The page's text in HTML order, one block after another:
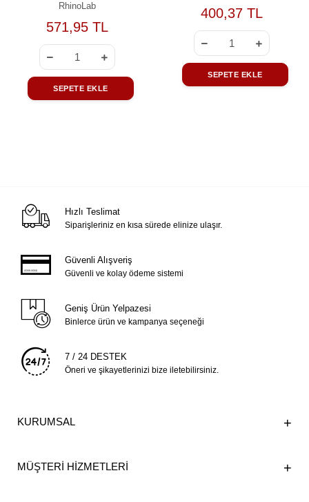
RhinoLab
571,95 TL
SEPETE EKLE
400,37 TL
SEPETE EKLE
Hızlı Teslimat
Siparişleriniz en kısa sürede elinize ulaşır.
Güvenli Alışveriş
Güvenli ve kolay ödeme sistemi
Geniş Ürün Yelpazesi
Binlerce ürün ve kampanya seçeneği
7 / 24 DESTEK
Öneri ve şikayetlerinizi bize iletebilirsiniz.
KURUMSAL
MÜŞTERİ HİZMETLERİ